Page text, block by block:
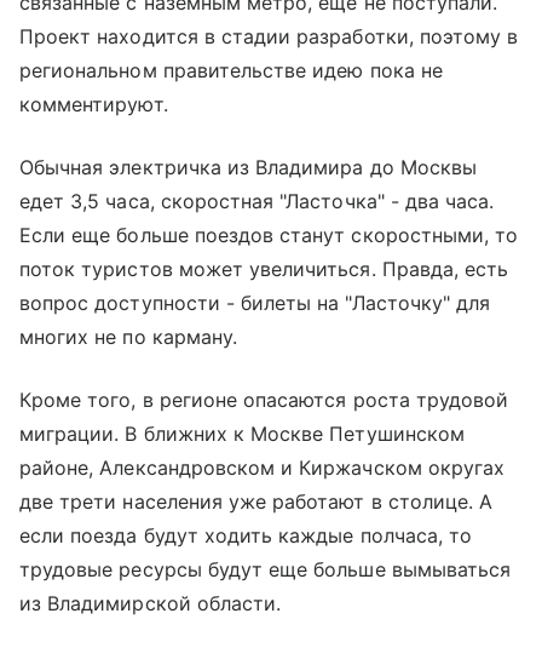
Проект находится в стадии разработки, поэтому в
региональном правительстве идею пока не
комментируют.
Обычная электричка из Владимира до Москвы
едет 3,5 часа, скоростная "Ласточка" - два часа.
Если еще больше поездов станут скоростными, то
поток туристов может увеличиться. Правда, есть
вопрос доступности - билеты на "Ласточку" для
многих не по карману.
Кроме того, в регионе опасаются роста трудовой
миграции. В ближних к Москве Петушинском
районе, Александровском и Киржачском округах
две трети населения уже работают в столице. А
если поезда будут ходить каждые полчаса, то
трудовые ресурсы будут еще больше вымываться
из Владимирской области.